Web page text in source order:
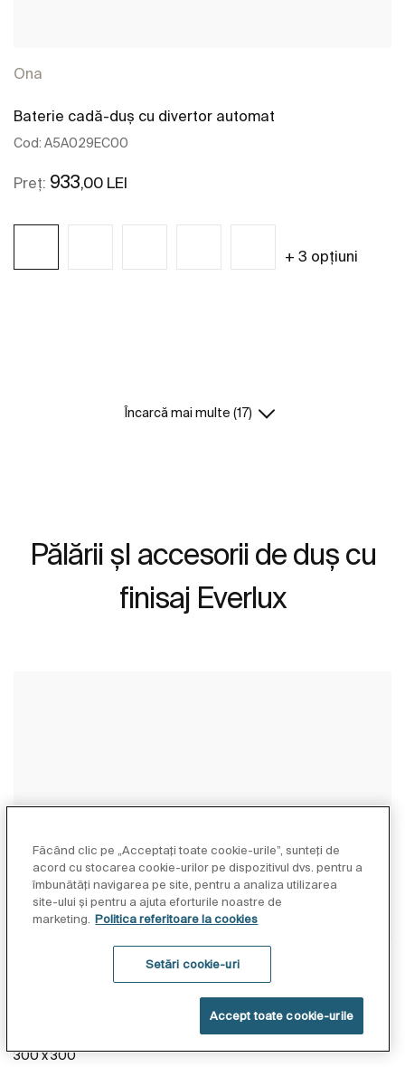
Ona
Baterie cadă-duș cu divertor automat
Cod: A5A029EC00
Preț: 933,00 LEI
+ 3 opțiuni
Încarcă mai multe (17)
Pălării șI accesorii de duș cu
finisaj Everlux
Pălărie duș rotundă, ø 300 mm
300 x 300
Făcând clic pe „Acceptați toate cookie-urile”, sunteți de
acord cu stocarea cookie-urilor pe dispozitivul dvs. pentru a
îmbunătăți navigarea pe site, pentru a analiza utilizarea
site-ului și pentru a ajuta eforturile noastre de
marketing. Politica referitoare la cookies
Setări cookie-uri
Accept toate cookie-urile